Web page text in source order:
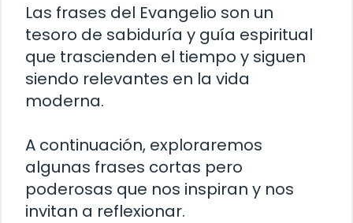
Las frases del Evangelio son un
tesoro de sabiduría y guía espiritual
que trascienden el tiempo y siguen
siendo relevantes en la vida
moderna.
A continuación, exploraremos
algunas frases cortas pero
poderosas que nos inspiran y nos
invitan a reflexionar.